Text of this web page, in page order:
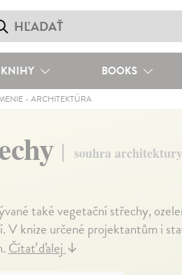
KNIHY BOOKS
-ARCHITEKTÚRA
souhra
také vegetační střechy,
V knize určené projektantům i
Čítať ďalej↓